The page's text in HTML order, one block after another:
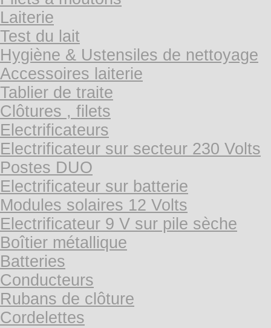
Laiterie
Test du lait
Hygiène & Ustensiles de nettoyage
Accessoires laiterie
Tablier de traite
Clôtures , filets
Electrificateurs
Electrificateur sur secteur 230 Volts
Postes DUO
Electrificateur sur batterie
Modules solaires 12 Volts
Electrificateur 9 V sur pile sèche
Boîtier métallique
Batteries
Conducteurs
Rubans de clôture
Cordelettes